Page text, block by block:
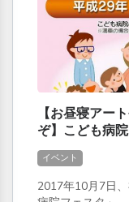
【お昼寝アー
ぞ】こども病
イベント
2017年10月7日